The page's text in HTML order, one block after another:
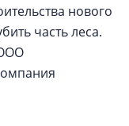
нового
часть леса.